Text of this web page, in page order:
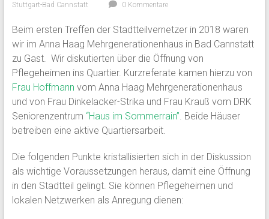
Stuttgart-Bad Cannstatt
0 Kommentare
Beim ersten Treffen der Stadtteilvernetzer in 2018 waren
wir im Anna Haag Mehrgenerationenhaus in Bad Cannstatt
zu Gast. Wir diskutierten über die Öffnung von
Pflegeheimen ins Quartier. Kurzreferate kamen hierzu von
Frau Hoffmann vom Anna Haag Mehrgenerationenhaus
und von Frau Dinkelacker-Strika und Frau Krauß vom DRK
Seniorenzentrum “Haus im Sommerrain”. Beide Häuser
betreiben eine aktive Quartiersarbeit.
Die folgenden Punkte kristallisierten sich in der Diskussion
als wichtige Voraussetzungen heraus, damit eine Öffnung
in den Stadtteil gelingt. Sie können Pflegeheimen und
lokalen Netzwerken als Anregung dienen: